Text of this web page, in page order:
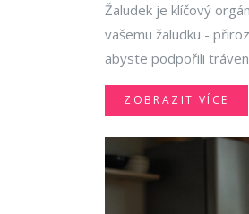
Žaludek je klíčový
vašemu žaludku -
abyste podpořili
ZOBRAZIT VÍCE